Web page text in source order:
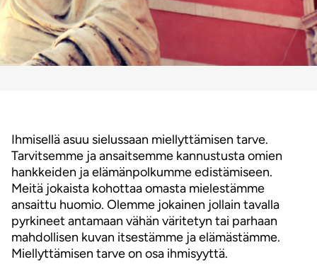
Ihmisellä asuu sielussaan miellyttämisen tarve.
Tarvitsemme ja ansaitsemme kannustusta omien
hankkeiden ja elämänpolkumme edistämiseen.
Meitä jokaista kohottaa omasta mielestämme
ansaittu huomio. Olemme jokainen jollain tavalla
pyrkineet antamaan vähän väritetyn tai parhaan
mahdollisen kuvan itsestämme ja elämästämme.
Miellyttämisen tarve on osa ihmisyyttä.